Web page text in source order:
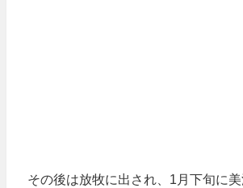
その後は放牧に出され、1月下旬に